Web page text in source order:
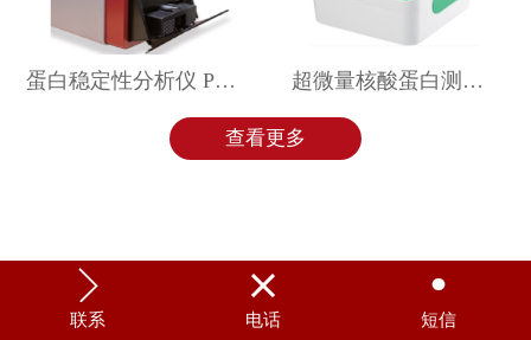
蛋白稳定性分析仪 Prometheus NT.48 超微量核酸蛋白测定仪 Nano EX
查看更多

联系

电话

短信